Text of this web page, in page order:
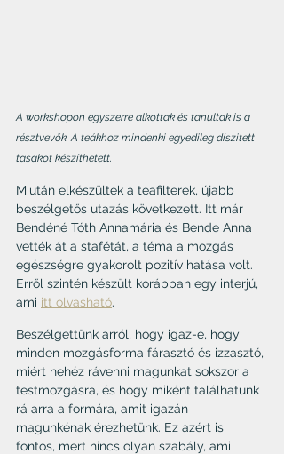
A workshopon egyszerre alkottak és tanultak is a
résztvevők. A teákhoz mindenki egyedileg díszitett
tasakot készíthetett.
Miután elkészültek a teafilterek, újabb
beszélgetős utazás következett. Itt már
Bendéné Tóth Annamária és Bende Anna
vették át a stafétát, a téma a mozgás
egészségre gyakorolt pozitív hatása volt.
Erről szintén készült korábban egy interjú,
ami itt olvasható.
Beszélgettünk arról, hogy igaz-e, hogy
minden mozgásforma fárasztó és izzasztó,
miért nehéz rávenni magunkat sokszor a
testmozgásra, és hogy miként találhatunk
rá arra a formára, amit igazán
magunkénak érezhetünk. Ez azért is
fontos, mert nincs olyan szabály, ami